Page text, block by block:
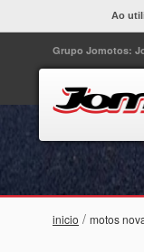
Ao
Grupo Jomotos:
inicio / motos